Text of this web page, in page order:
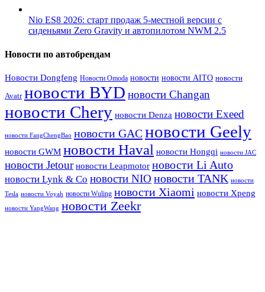
Nio ES8 2026: старт продаж 5-местной версии с
сиденьями Zero Gravity и автопилотом NWM 2.5
Новости по автобрендам
Новости Dongfeng Новости Omoda новости новости AITO новости
Avatr новости BYD новости Changan
новости Chery новости Denza новости Exeed
новости FangChengBao новости GACновости Geely
новости GWM новости Haval новости Hongqi новости JAC
новости Jetour новости Leapmotor новости Li Auto
новости Lynk & Co новости NIO новости TANK новости
Tesla новости Voyah новости Wuling новости Xiaomi новости Xpeng
новости YangWang новости Zeekr